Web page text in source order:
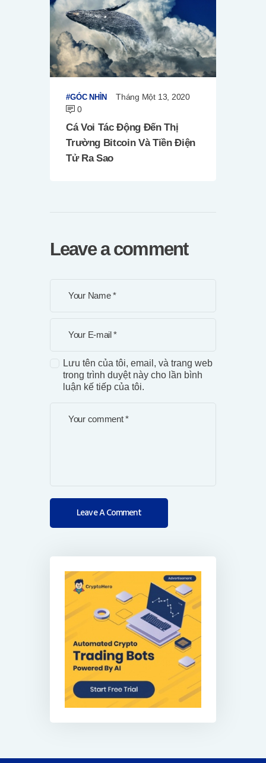
GÓC NHÌN
Tháng Một 13, 2020
0
Cá Voi Tác Động Đến Thị
Trường Bitcoin Và Tiền Điện
Tử Ra Sao
Leave a comment
Lưu tên của tôi, email, và trang web
trong trình duyệt này cho lần bình
luận kế tiếp của tôi.